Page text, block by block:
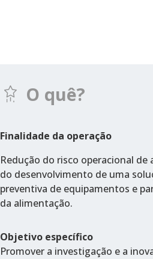
O quê?
Finalidade da operação
Redução do risco operacional de
do desenvolvimento de uma
preventiva de equipamentos e
da alimentação.
Objetivo específico
Promover a investigação e a